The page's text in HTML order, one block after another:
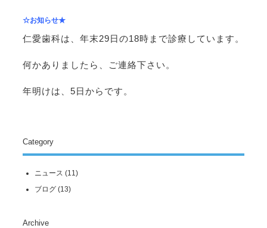
☆お知らせ★
仁愛歯科は、年末29日の18時まで診療しています。
何かありましたら、ご連絡下さい。
年明けは、5日からです。
Category
ニュース (11)
ブログ(13)
Archive